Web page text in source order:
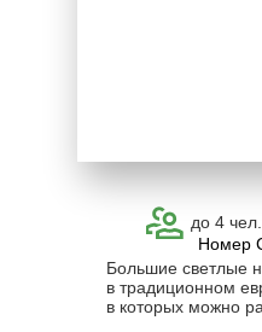
Большие светлые
в традиционном
в которых можно
Номер
до 4 чел.